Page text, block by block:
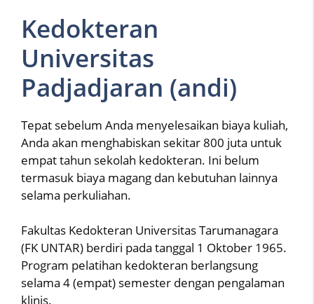
Kedokteran
Universitas
Padjadjaran (andi)
Tepat sebelum Anda menyelesaikan biaya kuliah,
Anda akan menghabiskan sekitar 800 juta untuk
empat tahun sekolah kedokteran. Ini belum
termasuk biaya magang dan kebutuhan lainnya
selama perkuliahan.
Fakultas Kedokteran Universitas Tarumanagara
(FK UNTAR) berdiri pada tanggal 1 Oktober 1965.
Program pelatihan kedokteran berlangsung
selama 4 (empat) semester dengan pengalaman
klinis.